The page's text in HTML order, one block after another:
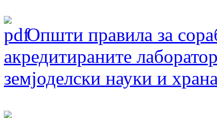
Oпшти правила за
акредитираните
земјоделски науки и